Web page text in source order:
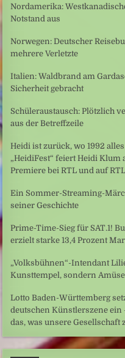
Nordamerika:
Notstand aus
Norwegen: Deutscher
mehrere Verletzte
Italien: Waldbrand am
Sicherheit gebracht
Schüleraustausch: Plötzlich
aus der Betreffzeile
Heidi ist zurück, wo 1992
„HeidiFest“ feiert Heidi Klum
Premiere bei RTL und auf
Ein Sommer-Streaming-
seiner Geschichte
Prime-Time-Sieg für SAT.1!
erzielt starke 13,4 Prozent
„Volksbühnen“-Intendant
Kunsttempel, sondern
Lotto Baden-Württemberg
deutschen Künstlerszene
das, was unsere Gesellschaft